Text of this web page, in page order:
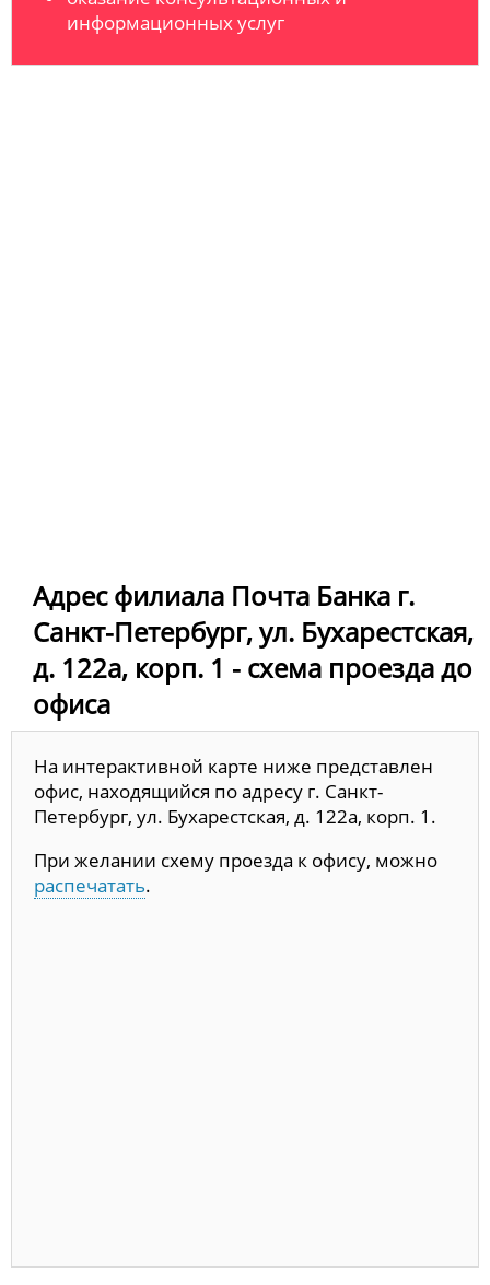
информационных услуг
Адрес филиала Почта Банка г.
Санкт-Петербург, ул. Бухарестская,
д. 122а, корп. 1 - схема проезда до
офиса
На интерактивной карте ниже представлен
офис, находящийся по адресу г. Санкт-
Петербург, ул. Бухарестская, д. 122а, корп. 1.
При желании схему проезда к офису, можно
распечатать.